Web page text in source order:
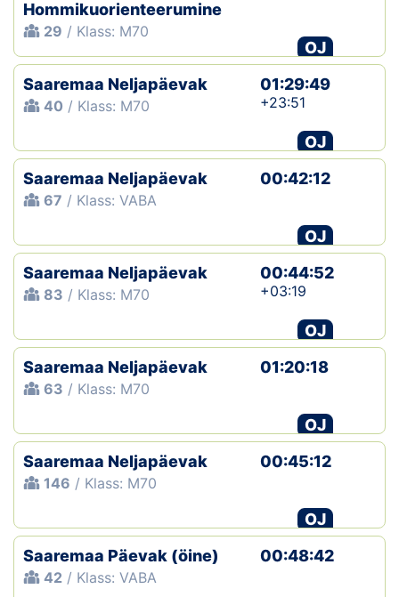
Hommikuorienteerumine
29 / Klass: M70
OJ
Saaremaa Neljapäevak
40 / Klass: M70
01:29:49
+23:51
OJ
Saaremaa Neljapäevak
67 / Klass: VABA
00:42:12
OJ
Saaremaa Neljapäevak
83 / Klass: M70
00:44:52
+03:19
OJ
Saaremaa Neljapäevak
63 / Klass: M70
01:20:18
OJ
Saaremaa Neljapäevak
146 / Klass: M70
00:45:12
OJ
Saaremaa Päevak (öine)
42 / Klass: VABA
00:48:42